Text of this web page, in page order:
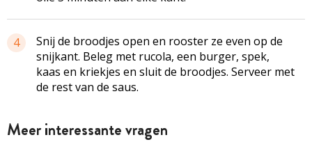
4
Snij de broodjes open en rooster ze even op de
snijkant. Beleg met rucola, een burger, spek,
kaas en kriekjes en sluit de broodjes. Serveer met
de rest van de saus.
Meer interessante vragen